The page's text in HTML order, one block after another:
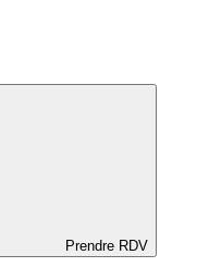
Prendre RDV